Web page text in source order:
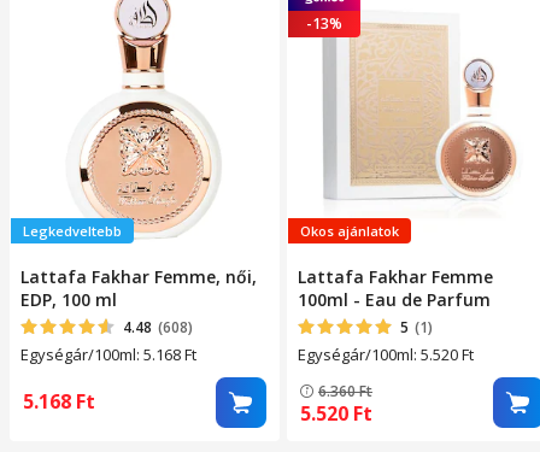
Legkedveltebb
Lattafa Fakhar Femme, női,
EDP, 100 ml
4.48 (608)
Egységár/100ml: 5.168Ft
5.168 Ft
-13%
Okos ajánlatok
Lattafa Fakhar Femme
100ml - Eau de Parfum
5 (1)
Egységár/100ml: 5.520Ft
6.360Ft
5.520 Ft